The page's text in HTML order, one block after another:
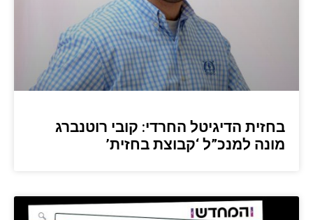
בחזית הדיגיטל החרדי: קובי רוטנברג
מונה למנכ”ל ‘קבוצת בחזית’